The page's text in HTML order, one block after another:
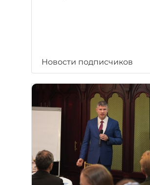
Новости подписчиков